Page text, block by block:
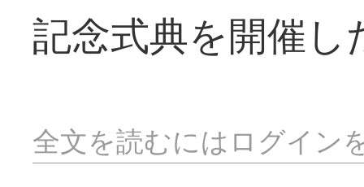
記念式典を開催し
全文を読むにはログイン